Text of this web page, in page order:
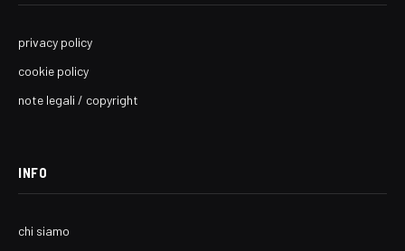
privacy policy
cookie policy
note legali / copyright
INFO
chi siamo